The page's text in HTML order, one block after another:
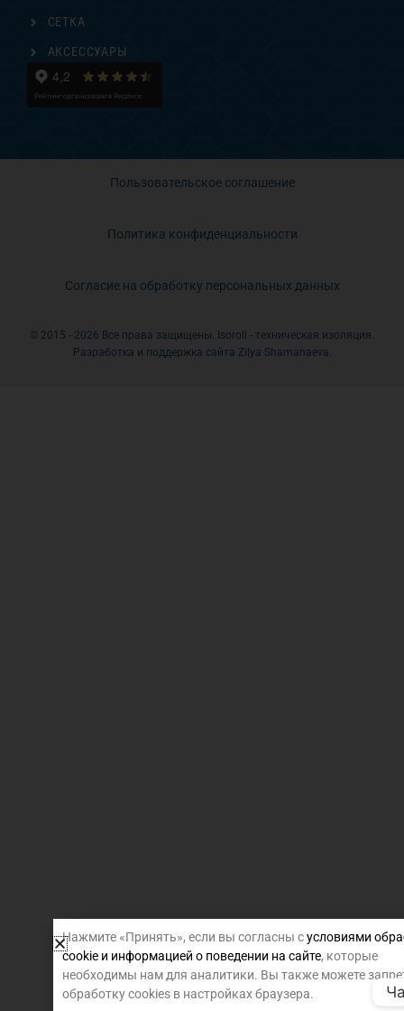
СЕТКА
АКСЕССУАРЫ
Пользовательское соглашение
Политика конфиденциальности
Согласие на обработку персональных данных
© 2015 - 2026 Все права защищены. Isoroll - техническая изоляция.
Разработка и поддержка сайта Zilya Shamanaeva.
Нажмите «Принять», если вы согласны сусловиями
cookie и информацией о поведении на сайте, которые
необходимы нам для аналитики. Вы также можете
обработку cookies в настройках браузера.